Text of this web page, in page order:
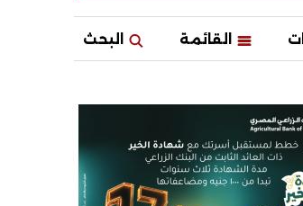
القائمة البحث